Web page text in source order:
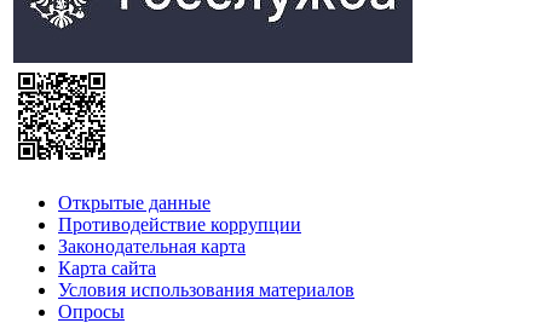
Открытые данные
Противодействие коррупции
Законодательная карта
Карта сайта
Условия использования материалов
Опросы